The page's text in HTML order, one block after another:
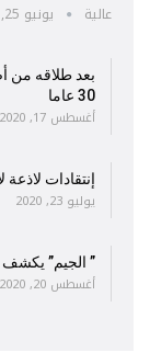
عالية يونيو 25, 2020
بعد طلاقه من
30 عاما
أغسطس 17, 2020
إنتقادات
يوليو 23, 2020
” الجيم”
أغسطس 20, 2020